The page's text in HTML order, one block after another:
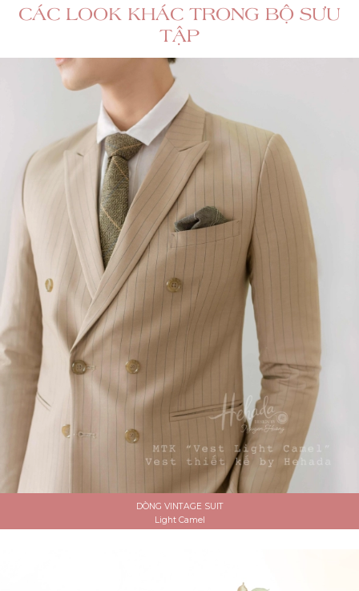
CÁC LOOK KHÁC TRONG BỘ SƯU
TẬP
DÒNG VINTAGE SUIT
Light Camel